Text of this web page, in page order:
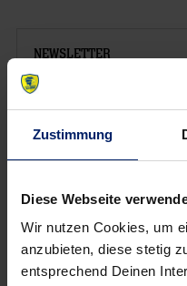
Zustimmung
Diese Webseite
Wir nutzen Cookies, um
anzubieten, diese stetig
entsprechend Deinen
NEWSLETTER